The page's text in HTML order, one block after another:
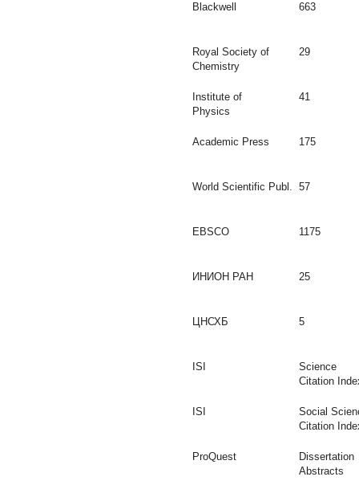
Blackwell 663
Royal Society of
Chemistry
29
Institute of
Physics
41
Academic Press 175
World Scientific Publ. 57
EBSCO 1175
ИНИОН РАН 25
ЦНСХБ 5
ISI
Science
Citation
ISI
Social
Citation
ProQuest
Dissertation
Abstracts